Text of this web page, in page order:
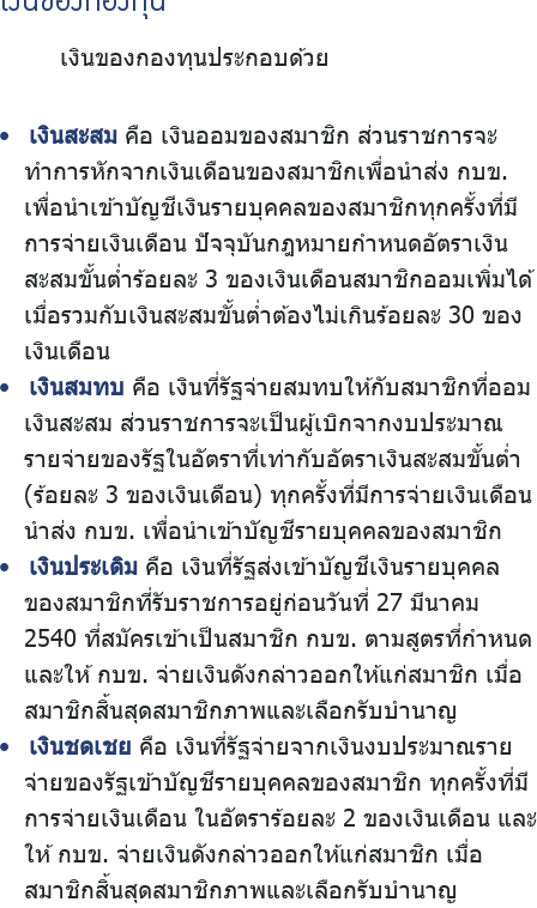
เงินของกองทุน
เงินของกองทุนประกอบด้วย
เงินสะสม คือ เงินออมของสมาชิก ส่วนราชการจะ
ทำการหักจากเงินเดือนของสมาชิกเพื่อนำส่ง กบข.
เพื่อนำเข้าบัญชีเงินรายบุคคลของสมาชิกทุกครั้งที่มี
การจ่ายเงินเดือน ปัจจุบันกฎหมายกำหนดอัตราเงิน
สะสมขั้นต่ำร้อยละ 3 ของเงินเดือนสมาชิกออมเพิ่มได้
เมื่อรวมกับเงินสะสมขั้นต่ำต้องไม่เกินร้อยละ 30 ของ
เงินเดือน
เงินสมทบ คือ เงินที่รัฐจ่ายสมทบให้กับสมาชิกที่ออม
เงินสะสม ส่วนราชการจะเป็นผู้เบิกจากงบประมาณ
รายจ่ายของรัฐในอัตราที่เท่ากับอัตราเงินสะสมขั้นต่ำ
(ร้อยละ 3 ของเงินเดือน) ทุกครั้งที่มีการจ่ายเงินเดือน
นำส่ง กบข. เพื่อนำเข้าบัญชีรายบุคคลของสมาชิก
เงินประเดิม คือ เงินที่รัฐส่งเข้าบัญชีเงินรายบุคคล
ของสมาชิกที่รับราชการอยู่ก่อนวันที่ 27 มีนาคม
2540 ที่สมัครเข้าเป็นสมาชิก กบข. ตามสูตรที่กำหนด
และให้ กบข. จ่ายเงินดังกล่าวออกให้แก่สมาชิก เมื่อ
สมาชิกสิ้นสุดสมาชิกภาพและเลือกรับบำนาญ
เงินชดเชย คือ เงินที่รัฐจ่ายจากเงินงบประมาณราย
จ่ายของรัฐเข้าบัญชีรายบุคคลของสมาชิก ทุกครั้งที่มี
การจ่ายเงินเดือน ในอัตราร้อยละ 2 ของเงินเดือน และ
ให้ กบข. จ่ายเงินดังกล่าวออกให้แก่สมาชิก เมื่อ
สมาชิกสิ้นสุดสมาชิกภาพและเลือกรับบำนาญ